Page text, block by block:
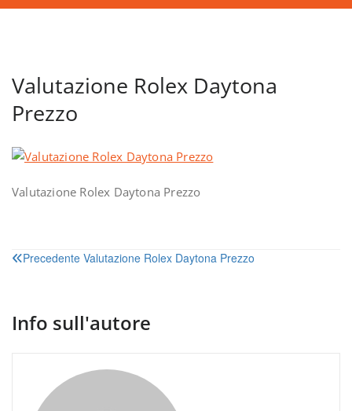
Valutazione Rolex Daytona
Prezzo
Valutazione Rolex Daytona Prezzo
Navigazione
Precedente Valutazione Rolex Daytona Prezzo
Info sull'autore